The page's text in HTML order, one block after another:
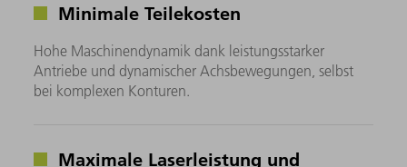
Minimale Teilekosten
Hohe Maschinendynamik dank leistungsstarker
Antriebe und dynamischer Achsbewegungen, selbst
bei komplexen Konturen.
Maximale Laserleistung und